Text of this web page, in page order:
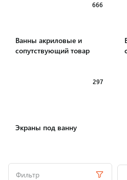
Ванны акриловые и
сопутствующий товар
666
Экраны под ванну
297
Фильтр